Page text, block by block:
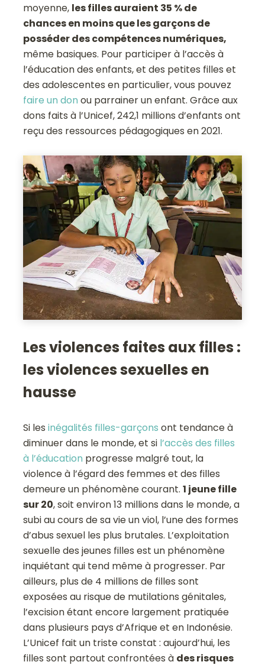
moyenne, les filles auraient 35 % de
chances en moins que les garçons de
posséder des compétences numériques,
même basiques. Pour participer à l’accès à
l’éducation des enfants, et des petites filles et
des adolescentes en particulier, vous pouvez
faire un don ou parrainer un enfant. Grâce aux
dons faits à l’Unicef, 242,1 millions d’enfants ont
reçu des ressources pédagogiques en 2021.
Les violences faites aux filles :
les violences sexuelles en
hausse
Si lesinégalités filles-garçons ont tendance à
diminuer dans le monde, et si l’accès des filles
à l’éducation progresse malgré tout, la
violence à l’égard des femmes et des filles
demeure un phénomène courant.1 jeune fille
sur 20, soit environ 13 millions dans le monde, a
subi au cours de sa vie un viol, l’une des formes
d’abus sexuel les plus brutales. L’exploitation
sexuelle des jeunes filles est un phénomène
inquiétant qui tend même à progresser. Par
ailleurs, plus de 4 millions de filles sont
exposées au risque de mutilations génitales,
l’excision étant encore largement pratiquée
dans plusieurs pays d’Afrique et en Indonésie.
L’Unicef fait un triste constat : aujourd’hui, les
filles sont partout confrontées à des risques